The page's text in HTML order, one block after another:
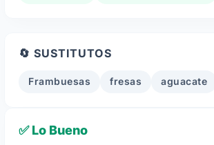
🔄 SUSTITUTOS
Frambuesas fresas aguacate
✅ Lo Bueno